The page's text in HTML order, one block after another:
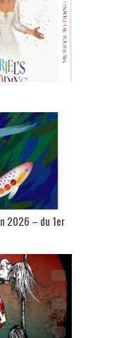
2026 – du 1er